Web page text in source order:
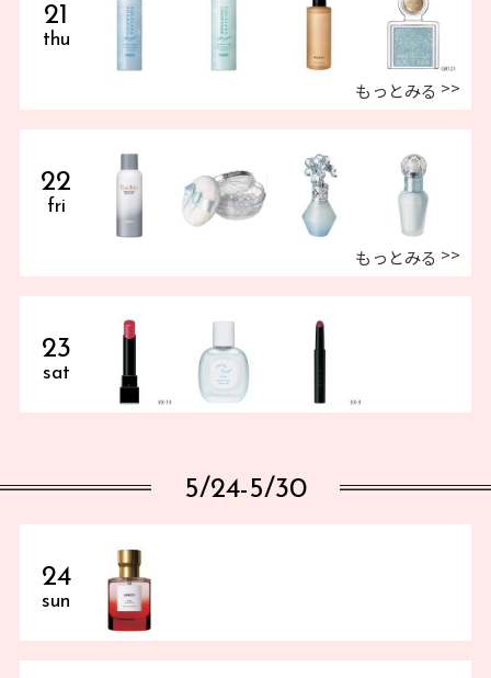
21
thu
もっとみる
22
fri
もっとみる
23
sat
5/24-5/30
24
sun